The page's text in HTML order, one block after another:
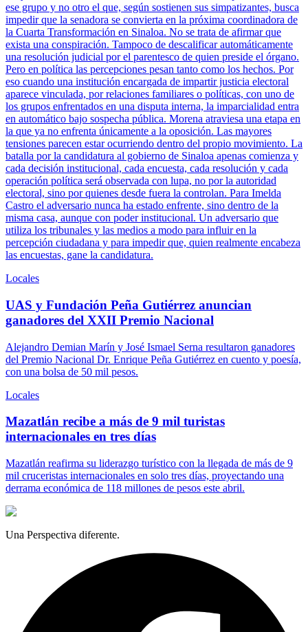
ese grupo y no otro el que, según sostienen sus simpatizantes, busca
impedir que la senadora se convierta en la próxima coordinadora de
la Cuarta Transformación en Sinaloa. No se trata de afirmar que
exista una conspiración. Tampoco de descalificar automáticamente
una resolución judicial por el parentesco de quien preside el órgano.
Pero en política las percepciones pesan tanto como los hechos. Por
eso cuando una institución encargada de impartir justicia electoral
aparece vinculada, por relaciones familiares o políticas, con uno de
los grupos enfrentados en una disputa interna, la imparcialidad entra
en automático bajo sospecha pública. Morena atraviesa una etapa en
la que ya no enfrenta únicamente a la oposición. Las mayores
tensiones parecen estar ocurriendo dentro del propio movimiento. La
batalla por la candidatura al gobierno de Sinaloa apenas comienza y
cada decisión institucional, cada encuesta, cada resolución y cada
operación política será observada con lupa, no por la autoridad
electoral, sino por quienes desde fuera la controlan. Para Imelda
Castro el adversario nunca ha estado enfrente, sino dentro de la
misma casa, aunque con poder institucional. Un adversario que
utiliza los tribunales y las medios a modo para influir en la
percepción ciudadana y para impedir que, quien realmente encabeza
las encuestas, gane la candidatura.
Locales
UAS y Fundación Peña Gutiérrez anuncian
ganadores del XXII Premio Nacional
Alejandro Demian Marín y José Ismael Serna resultaron ganadores
del Premio Nacional Dr. Enrique Peña Gutiérrez en cuento y poesía,
con una bolsa de 50 mil pesos.
Locales
Mazatlán recibe a más de 9 mil turistas
internacionales en tres días
Mazatlán reafirma su liderazgo turístico con la llegada de más de 9
mil cruceristas internacionales en solo tres días, proyectando una
derrama económica de 118 millones de pesos este abril.
Una Perspectiva diferente.